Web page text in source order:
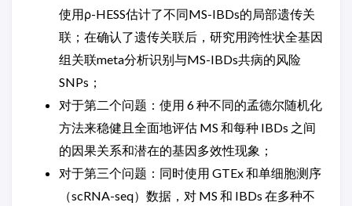
使用ρ-HESS估计了不同MS-IBDs的局部遗传关
联；在确认了遗传关联后，研究用跨性状全基因
组关联meta分析识别与MS-IBDs共病的风险
SNPs；
对于第二个问题：使用 6 种不同的孟德尔随机化
方法来稳健且全面地评估 MS 和每种 IBDs 之间
的因果关系和潜在的基因多效性现象；
对于第三个问题：同时使用 GTEx 和单细胞测序
（scRNA-seq）数据，对 MS 和 IBDs 在多种不